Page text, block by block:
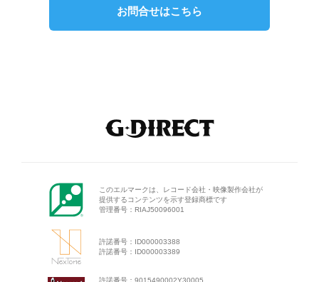
お問合せはこちら
このエルマークは、レコード会社・映像製作会社が
提供するコンテンツを示す登録商標です
管理番号：RIAJ50096001
許諾番号：ID000003388
許諾番号：ID000003389
許諾番号：9015490002Y30005